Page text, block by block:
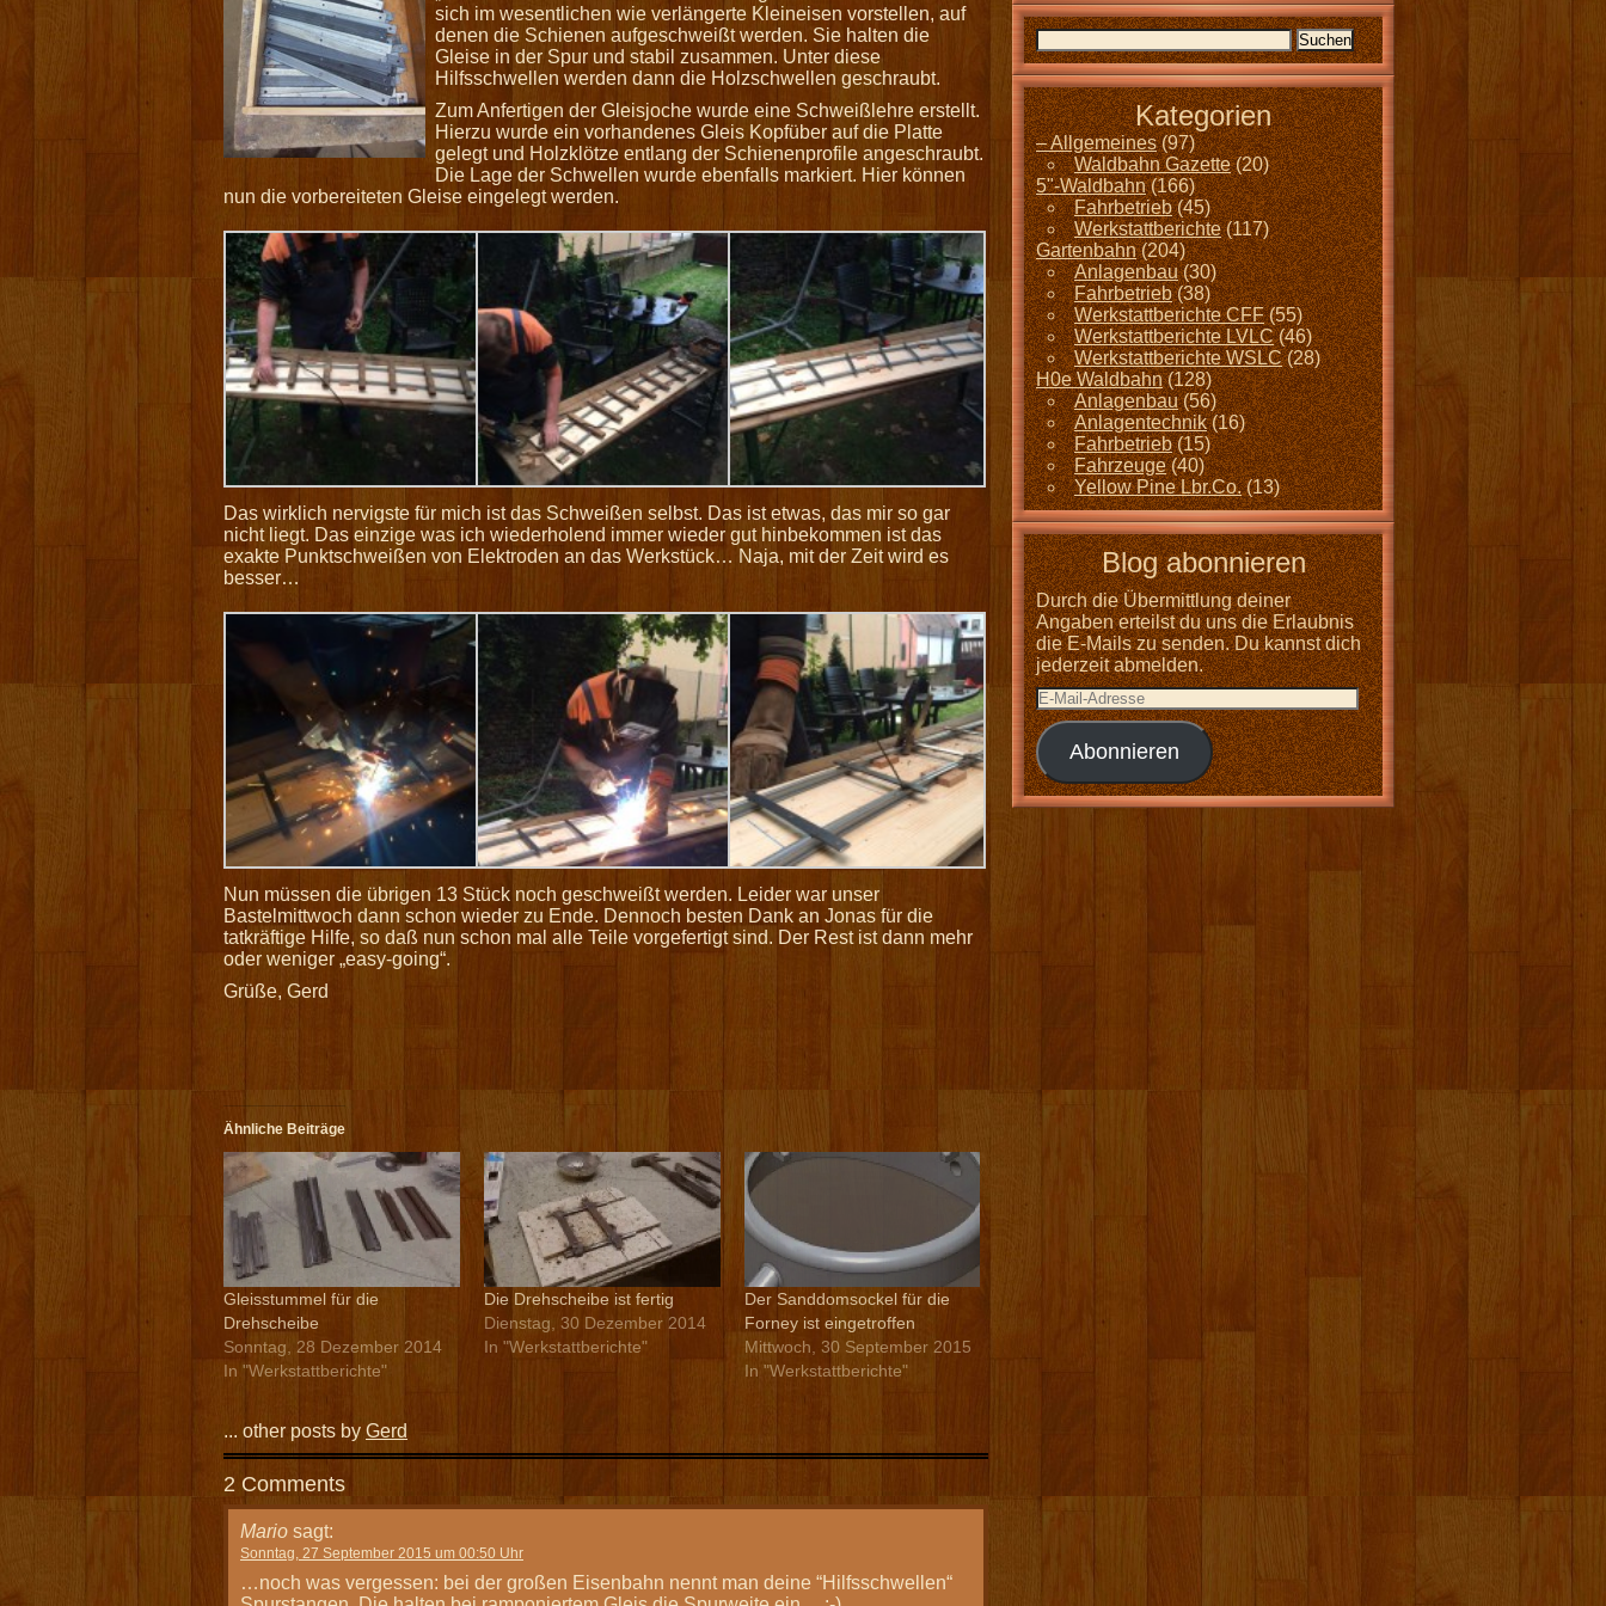
sich im wesentlichen wie verlängerte Kleineisen vorstellen, auf
denen die Schienen aufgeschweißt werden. Sie halten die
Gleise in der Spur und stabil zusammen. Unter diese
Hilfsschwellen werden dann die Holzschwellen geschraubt.
Zum Anfertigen der Gleisjoche wurde eine Schweißlehre erstellt.
Hierzu wurde ein vorhandenes Gleis Kopfüber auf die Platte
gelegt und Holzklötze entlang der Schienenprofile angeschraubt.
Die Lage der Schwellen wurde ebenfalls markiert. Hier können
nun die vorbereiteten Gleise eingelegt werden.
Das wirklich nervigste für mich ist das Schweißen selbst. Das ist etwas, das mir so gar
nicht liegt. Das einzige was ich wiederholend immer wieder gut hinbekommen ist das
exakte Punktschweißen von Elektroden an das Werkstück… Naja, mit der Zeit wird es
besser…
Nun müssen die übrigen 13 Stück noch geschweißt werden. Leider war unser
Bastelmittwoch dann schon wieder zu Ende. Dennoch besten Dank an Jonas für die
tatkräftige Hilfe, so daß nun schon mal alle Teile vorgefertigt sind. Der Rest ist dann mehr
oder weniger „easy-going“.
Grüße, Gerd
Ähnliche Beiträge
Gleisstummel für die
Drehscheibe
Sonntag, 28 Dezember 2014
In "Werkstattberichte"
Die Drehscheibe ist fertig
Dienstag, 30 Dezember 2014
In "Werkstattberichte"
Der Sanddomsockel für die
Forney ist eingetroffen
Mittwoch, 30 September 2015
In "Werkstattberichte"
... other posts by Gerd
2 Comments
Mario sagt:
Sonntag, 27 September 2015 um 00:50 Uhr
…noch was vergessen: bei der großen Eisenbahn nennt man deine “Hilfsschwellen“
Kategorien
– Allgemeines(97)
Waldbahn Gazette(20)
5"-Waldbahn(166)
Fahrbetrieb(45)
Werkstattberichte(117)
Gartenbahn(204)
Anlagenbau(30)
Fahrbetrieb(38)
Werkstattberichte CFF(55)
Werkstattberichte LVLC(46)
Werkstattberichte WSLC(28)
H0e Waldbahn(128)
Anlagenbau(56)
Anlagentechnik(16)
Fahrbetrieb(15)
Fahrzeuge(40)
Yellow Pine Lbr.Co.(13)
Blog abonnieren
Durch die Übermittlung deiner
Angaben erteilst du uns die Erlaubnis
die E-Mails zu senden. Du kannst dich
jederzeit abmelden.
Abonnieren